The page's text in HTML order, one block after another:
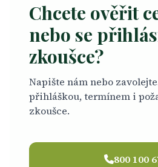
Chcete ověřit
nebo se
zkoušce?
Napište nám nebo
přihláškou, termínem i
zkoušce.
800 100